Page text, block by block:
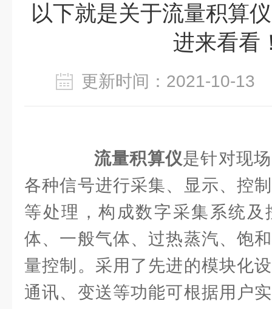
以下就是关于流量积算
进来看看
更新时间：2021-10-
流量积算仪是针对现
各种信号进行采集、显示、控
等处理，构成数字采集系统
体、一般气体、过热蒸汽、饱
量控制。采用了先进的模块化
通讯、变送等功能可根据用户